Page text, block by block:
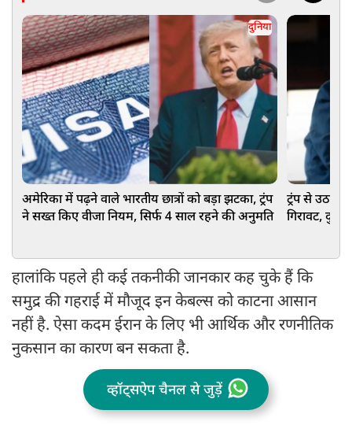
दुनिया
अमेरिका में पढ़ने वाले भारतीय छात्रों को बड़ा झटका, ट्रंप
ने सख्त किए वीजा नियम, सिर्फ 4 साल रहने की अनुमति
ट्रंप से उठा
गिरावट,
हालांकि पहले ही कई तकनीकी जानकार कह चुके हैं कि
समुद्र की गहराई में मौजूद इन केबल्स को काटना आसान
नहीं है. ऐसा कदम ईरान के लिए भी आर्थिक और रणनीतिक
नुकसान का कारण बन सकता है.
व्हॉट्सऐप चैनल से जुड़ें